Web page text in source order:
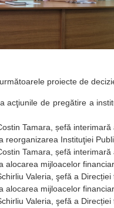
proiecte de
acţiunile de pregătire a
Tamara, șefă
reorganizarea Instituţiei
Tamara, șefă
alocarea mijloacelor
Valeria, şefă a Direcției
alocarea mijloacelor
Valeria, şefă a Direcției